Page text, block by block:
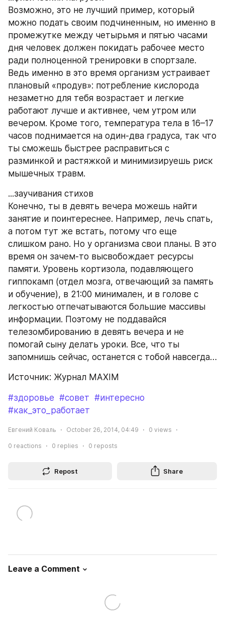
Возможно, это не лучший пример, который
можно подать своим подчиненным, но именно в
промежутке между четырьмя и пятью часами
дня человек должен покидать рабочее место
ради полноценной тренировки в спортзале.
Ведь именно в это время организм устраивает
плановый «продув»: потребление кислорода
незаметно для тебя возрастает и легкие
работают лучше и активнее, чем утром или
вечером. Кроме того, температура тела в 16–17
часов поднимается на один-два градуса, так что
ты сможешь быстрее расправиться с
разминкой и растяжкой и минимизируешь риск
мышечных травм.
...заучивания стихов
Конечно, ты в девять вечера можешь найти
занятие и поинтереснее. Например, лечь спать,
а потом тут же встать, потому что еще
слишком рано. Но у организма свои планы. В это
время он зачем-то высвобождает ресурсы
памяти. Уровень кортизола, подавляющего
гиппокамп (отдел мозга, отвечающий за память
и обучение), в 21:00 минимален, и в голове с
легкостью отпечатываются большие массивы
информации. Поэтому не поддавайся
телезомбированию в девять вечера и не
помогай сыну делать уроки. Все, что ты
запомнишь сейчас, останется с тобой навсегда…
Источник: Журнал MAXIM
#здоровье #совет #интересно
#как_это_работает
Евгений Коваль October 26, 2014, 04:49 0 views
0 reactions 0 replies 0 reposts
Repost Share
Leave a Comment